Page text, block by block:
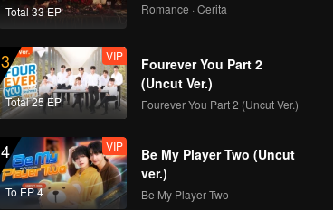
Total 33 EP Romance · Cerita
3
Total 25 EP
VIP
Fourever You Part 2
(Uncut Ver.)
Fourever You Part 2 (Uncut Ver.)
4
To EP 4
VIP
Be My Player Two (Uncut
ver.)
Be My Player Two